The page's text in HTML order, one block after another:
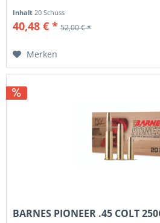
Inhalt20 Schuss
40,48 € * 52,00 € *
Merken
BARNES PIONEER .45 COLT